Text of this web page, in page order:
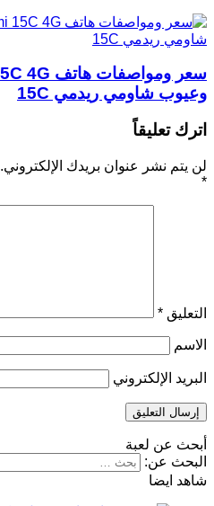
وعيوب شاومي ريدمي 15C
اترك تعليقاً
لن يتم نشر عنوان بريدك الإلكتروني.
*
التعليق *
الاسم
البريد الإلكتروني
أبحث عن لعبة
البحث عن:
شاهد ايضا